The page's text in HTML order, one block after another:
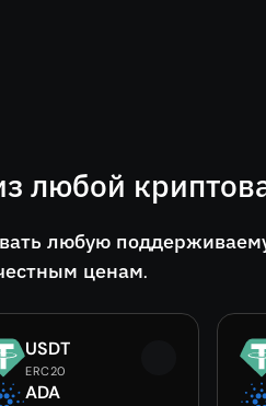
любой
любую
ценам.
USDT
ERC20
ADA